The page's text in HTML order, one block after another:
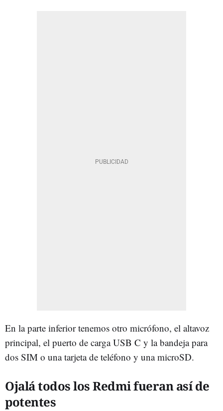
En la parte inferior tenemos otro micrófono, el altavoz
principal, el puerto de carga USB C y la bandeja para
dos SIM o una tarjeta de teléfono y una microSD.
Ojalá todos los Redmi fueran así de
potentes